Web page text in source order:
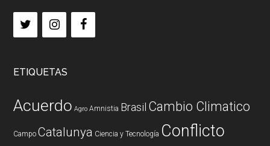
ETIQUETAS
Acuerdo Agro Amnistia Brasil Cambio Climatico
Campo Catalunya Ciencia y Tecnología Conflicto